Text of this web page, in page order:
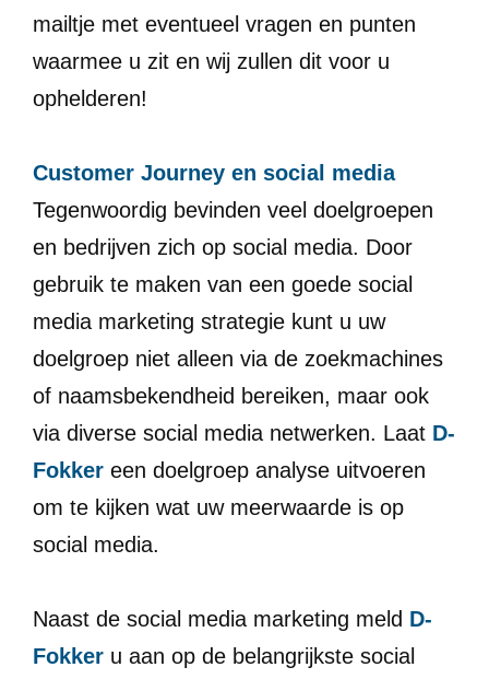
mailtje met eventueel vragen en punten
waarmee u zit en wij zullen dit voor u
ophelderen!
Customer Journey en social media
Tegenwoordig bevinden veel doelgroepen
en bedrijven zich op social media. Door
gebruik te maken van een goede social
media marketing strategie kunt u uw
doelgroep niet alleen via de zoekmachines
of naamsbekendheid bereiken, maar ook
via diverse social media netwerken. Laat D-
Fokker een doelgroep analyse uitvoeren
om te kijken wat uw meerwaarde is op
social media.
Naast de social media marketing meld D-
Fokker u aan op de belangrijkste social